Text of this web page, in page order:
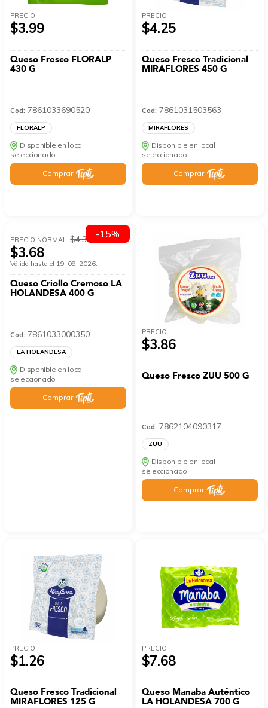
PRECIO
$3.99
Queso Fresco FLORALP
430 G
Cod: 7861033690520
FLORALP
Disponible en local
seleccionado
Comprar
PRECIO
$4.25
Queso Fresco Tradicional
MIRAFLORES 450 G
Cod: 7861031503563
MIRAFLORES
Disponible en local
seleccionado
Comprar
PRECIO NORMAL:$4.33
$3.68
Válida hasta el 19-08-2026.
Queso Criollo Cremoso LA
HOLANDESA 400 G
Cod: 7861033000350
LA HOLANDESA
Disponible en local
seleccionado
Comprar
-15%
PRECIO
$3.86
Queso Fresco ZUU 500 G
Cod: 7862104090317
ZUU
Disponible en local
seleccionado
Comprar
PRECIO
$1.26
Queso Fresco Tradicional
MIRAFLORES 125 G
PRECIO
$7.68
Queso Manaba Auténtico
LA HOLANDESA 700 G